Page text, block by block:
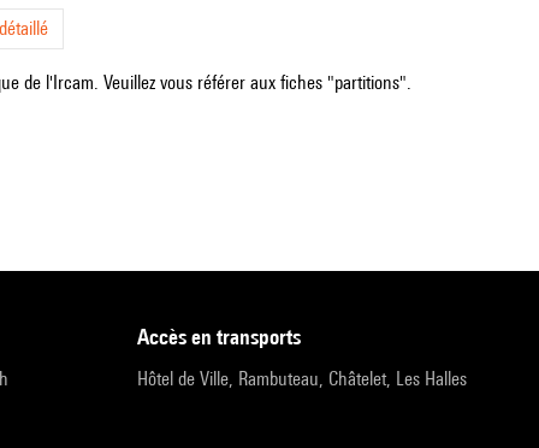
de l'Ircam. Veuillez vous référer aux fiches "partitions".
accès en transports
Hôtel de Ville, Rambuteau, Châtelet, Les Halles